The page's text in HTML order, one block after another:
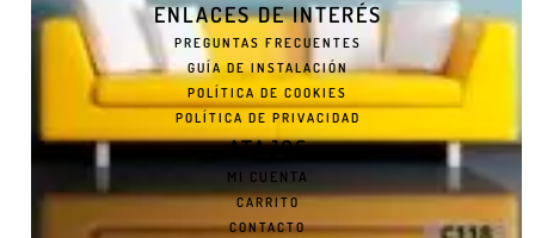
ENLACES DE INTERÉS
PREGUNTAS FRECUENTES
GUÍA DE INSTALACIÓN
POLÍTICA DE COOKIES
POLÍTICA DE PRIVACIDAD
ATAJOS
MI CUENTA
CARRITO
CONTACTO